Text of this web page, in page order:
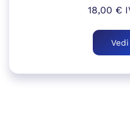
18,00 €